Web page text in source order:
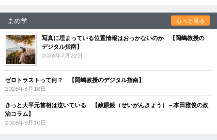
まめ学 もっと見る
写真に埋まっている位置情報はおっかないのか 【岡嶋教授の
デジタル指南】
2026年7月22日
ゼロトラストって何？ 【岡嶋教授のデジタル指南】
2026年6月18日
きっと大平元首相は泣いている 【政眼鏡（せいがんきょう）－本田雅俊の政
治コラム】
2026年6月10日